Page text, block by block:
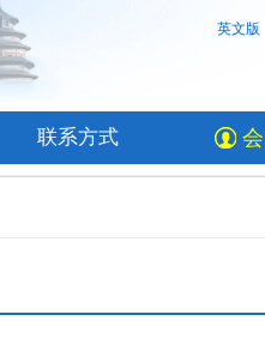
英文版
联系方式